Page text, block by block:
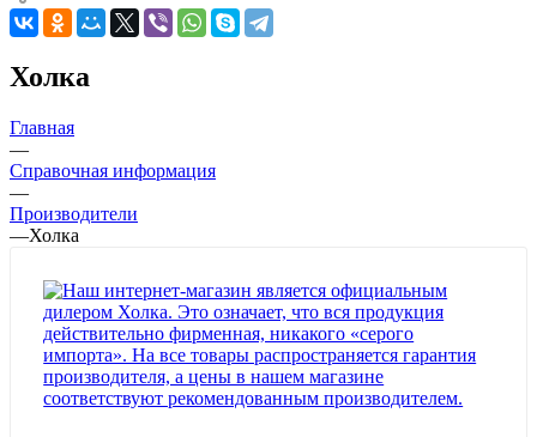
Холка
Главная
—
Справочная информация
—
Производители
—Холка